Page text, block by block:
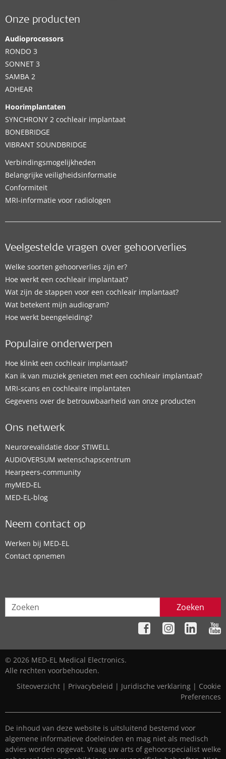
Onze producten
Audioprocessors
RONDO 3
SONNET 3
SAMBA 2
ADHEAR
Hoorimplantaten
SYNCHRONY 2 cochleair implantaat
BONEBRIDGE
VIBRANT SOUNDBRIDGE
Verbindingsmogelijkheden
Belangrijke veiligheidsinformatie
Conformiteit
MRI-informatie voor radiologen
Veelgestelde vragen over gehoorverlies
Welke soorten gehoorverlies zijn er?
Hoe werkt een cochleair implantaat?
Wat zijn de stappen voor een cochleair implantaat?
Wat betekent mijn audiogram?
Hoe werkt beengeleiding?
Populaire onderwerpen
Hoe klinkt een cochleair implantaat?
Kan ik van muziek genieten met een cochleair implantaat?
MRI-scans en cochleaire implantaten
Gegevens over de betrouwbaarheid van onze producten
Ons netwerk
Neurorevalidatie door STIWELL
AUDIOVERSUM wetenschapscentrum
Hearpeers-community
myMED‑EL
MED-EL-blog
Neem contact op
Werken bij MED-EL
Contact opnemen
Zoeken
© 2026 MED-EL Medical Electronics.
Alle rechten voorbehouden.
Siteoverzicht | Privacybeleid | Juridische verklaring | Cookie
Preferences
De inhoud van deze website is uitsluitend bestemd voor
algemene informatieve doeleinden en mag niet als medisch
advies worden opgevat. Vraag uw arts of gehoorspecialist welke